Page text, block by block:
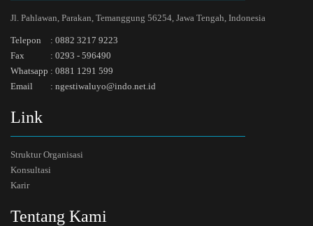
Jl. Pahlawan, Parakan, Temanggung 56254, Jawa Tengah, Indonesia
Telepon : 0882 3217 9223
Fax
: 0293 - 596490
Whatsapp : 0881 1291 599
Email
: ngestiwaluyo@indo.net.id
Link
Struktur Organisasi
Konsultasi
Karir
Tentang Kami